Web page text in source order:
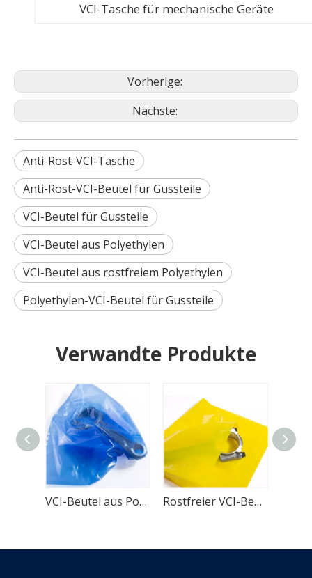
VCI-Tasche für mechanische Geräte
Vorherige:
Nächste:
Anti-Rost-VCI-Tasche
Anti-Rost-VCI-Beutel für Gussteile
VCI-Beutel für Gussteile
VCI-Beutel aus Polyethylen
VCI-Beutel aus rostfreiem Polyethylen
Polyethylen-VCI-Beutel für Gussteile
Verwandte Produkte
VCI-Beutel aus Polyethylen mit Rostschutz Rostfreier VCI-Beutel aus Polyethylen für Metallprodukte